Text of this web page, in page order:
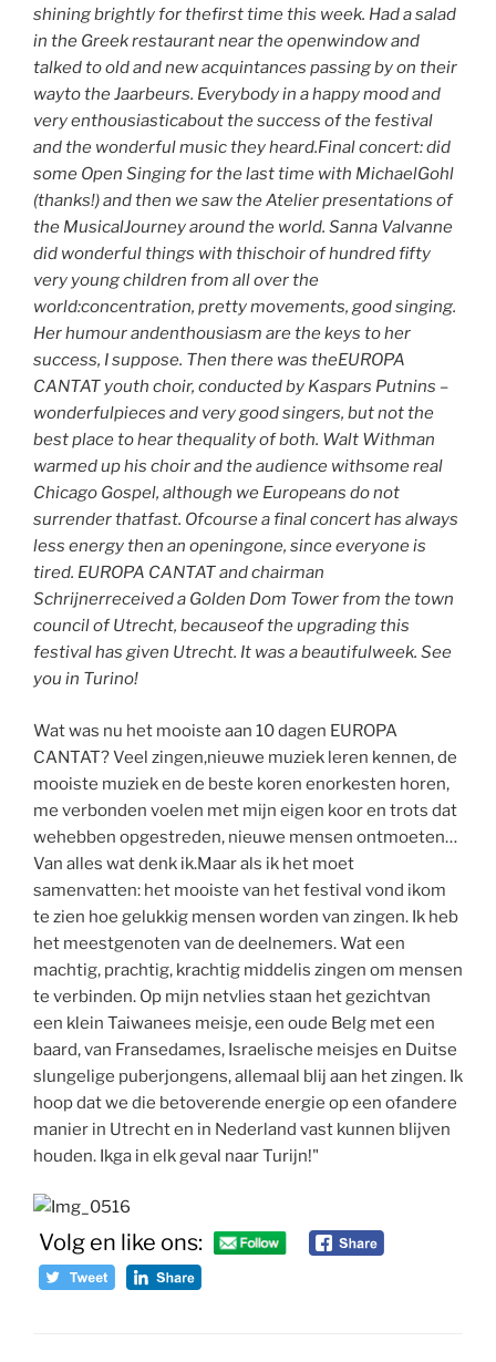
shining brightly for thefirst time this week. Had a salad
in the Greek restaurant near the openwindow and
talked to old and new acquintances passing by on their
wayto the Jaarbeurs. Everybody in a happy mood and
very enthousiasticabout the success of the festival
and the wonderful music they heard.Final concert: did
some Open Singing for the last time with MichaelGohl
(thanks!) and then we saw the Atelier presentations of
the MusicalJourney around the world. Sanna Valvanne
did wonderful things with thischoir of hundred fifty
very young children from all over the
world:concentration, pretty movements, good singing.
Her humour andenthousiasm are the keys to her
success, I suppose. Then there was theEUROPA
CANTAT youth choir, conducted by Kaspars Putnins –
wonderfulpieces and very good singers, but not the
best place to hear thequality of both. Walt Withman
warmed up his choir and the audience withsome real
Chicago Gospel, although we Europeans do not
surrender thatfast. Ofcourse a final concert has always
less energy then an openingone, since everyone is
tired. EUROPA CANTAT and chairman
Schrijnerreceived a Golden Dom Tower from the town
council of Utrecht, becauseof the upgrading this
festival has given Utrecht. It was a beautifulweek. See
you in Turino!
Wat was nu het mooiste aan 10 dagen EUROPA
CANTAT? Veel zingen,nieuwe muziek leren kennen, de
mooiste muziek en de beste koren enorkesten horen,
me verbonden voelen met mijn eigen koor en trots dat
wehebben opgestreden, nieuwe mensen ontmoeten…
Van alles wat denk ik.Maar als ik het moet
samenvatten: het mooiste van het festival vond ikom
te zien hoe gelukkig mensen worden van zingen. Ik heb
het meestgenoten van de deelnemers. Wat een
machtig, prachtig, krachtig middelis zingen om mensen
te verbinden. Op mijn netvlies staan het gezichtvan
een klein Taiwanees meisje, een oude Belg met een
baard, van Fransedames, Israelische meisjes en Duitse
slungelige puberjongens, allemaal blij aan het zingen. Ik
hoop dat we die betoverende energie op een ofandere
manier in Utrecht en in Nederland vast kunnen blijven
houden. Ikga in elk geval naar Turijn!"
Volg en like ons: